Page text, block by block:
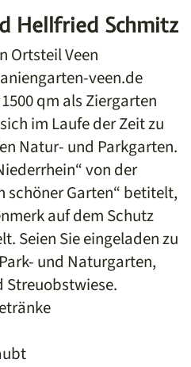
Hellfried Schmitz
Ortsteil Veen
veen.de
qm als Ziergarten
im Laufe der Zeit zu
Natur- und Parkgarten.
von der
schöner Garten“ betitelt,
auf dem Schutz
Seien Sie eingeladen zu
und Naturgarten,
Streuobstwiese.